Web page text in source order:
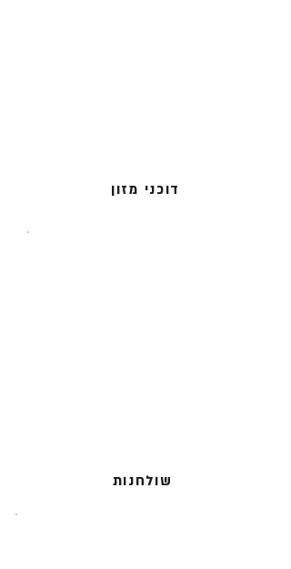
דוכני מזון
שולחנות